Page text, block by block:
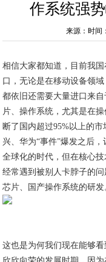
作系统强
来源：时间
相信大家都知道，目前我
口，无论是在移动设备领
都依旧还需要大量进口来
片、操作系统，尤其是在
断了国内超过95%以上的
兴、华为“事件”爆发之后
全球化的时代，但在核心
经常遇到被别人卡脖子的
芯片、国产操作系统的研发
这也是为何我们现在能够